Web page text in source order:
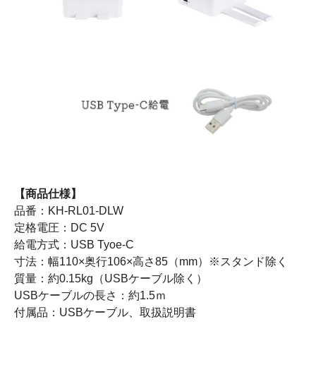
【商品仕様】
品番：KH-RL01-DLW
定格電圧：DC 5V
給電方式：USB Tyoe-C
寸法：幅110×奥行106×高さ85（mm）※スタンド除く
質量：約0.15kg（USBケーブル除く）
USBケーブルの長さ：約1.5ｍ
付属品：USBケーブル、取扱説明書